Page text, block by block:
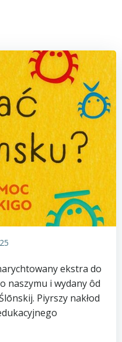
ekstra do
naszymu i wydany ôd
Piyrszy nakłod